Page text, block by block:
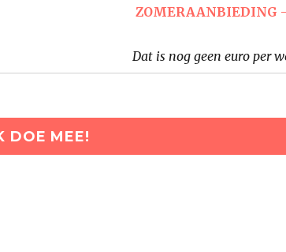
ZOMERAANBIEDING
Dat is nog geen euro per
DOE MEE!